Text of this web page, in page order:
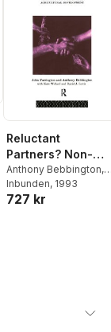
Reluctant
Partners? Non-
Governmental
Organizations, the
State and
Anthony Bebbington,
John Farrington
J. Lewis,
Inbunden, 1993
727 kr